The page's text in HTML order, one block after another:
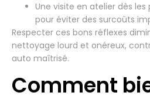
Une visite en atelier dès les
pour éviter des surcoûts
Respecter ces bons réflexes
nettoyage lourd et onéreux,
auto maîtrisé.
Comment